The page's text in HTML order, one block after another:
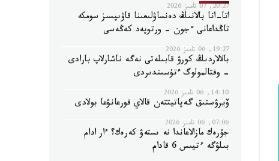
20:27, 07 تامىز 2026
اتا-انا بالانىڭ دەنساۋلىعىنا قاۋىپسىز سومكە
تاڭداعانى ءجون - ورتوپەد كەڭەسى
19:27, 06 تامىز 2026
بالالاردىڭ كورۋ قابىلەتى نەگە ناشارلاپ بارادى
- وفتالمولوگ ءتۇسىندىردى
14:10, 06 تامىز 2026
ۆيرۋستىق گەپاتيتتەن قالاي قورعانۋعا بولادى
07:06, 06 تامىز 2026
جۇرەك مازالاعاندا نە ىستەۋ كەرەك؟ ءار ادام
بىلۋگە ءتيىس 6 قادام